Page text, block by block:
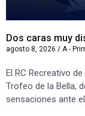
Dos caras muy
agosto 8, 2026 / A -
El RC Recreativo
Trofeo de la Bella,
sensaciones ante